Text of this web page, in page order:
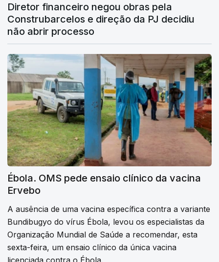
Diretor financeiro negou obras pela
Construbarcelos e direção da PJ decidiu
não abrir processo
Ébola. OMS pede ensaio clínico da vacina
Ervebo
A ausência de uma vacina específica contra a variante
Bundibugyo do vírus Ébola, levou os especialistas da
Organização Mundial de Saúde a recomendar, esta
sexta-feira, um ensaio clínico da única vacina
licenciada contra o Ébola.